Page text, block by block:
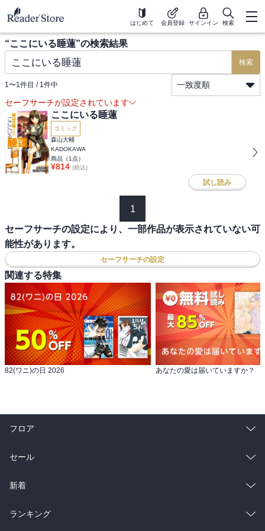
はじめて 会員登録 サインイン 検索
“ここにいる睡蓮”の検索結果
検索
1〜1件目 / 1件中
一致度順
セーフサーチが設定されています
ここにいる睡蓮
コミック
森山大輔
KADOKAWA
商品（1 点）
¥814 (税込)
試し読み
1
セーフサーチの設定により、一部作品が表示されていない可
能性があります。
セーフサーチの設定
関連する特集
82(ワニ)の日 2026 あなたの愛は届いていますか？
フロア
総合
ラノベ
雑誌・グラビア
セール
総合
ラノベ
新着
総合
ランキング